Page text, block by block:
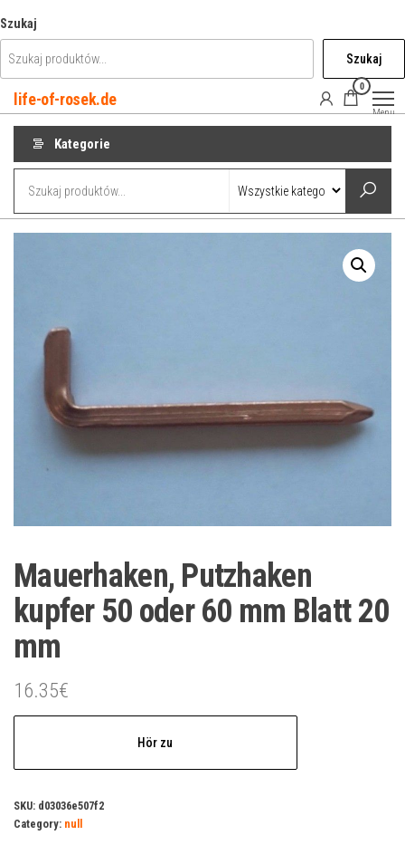
do
treści
Szukaj
Szukaj
life-of-rosek.de
0
Menu
Kategorie
Mauerhaken, Putzhaken
kupfer 50 oder 60 mm Blatt 20
mm
16.35€
Hör zu
SKU: d03036e507f2
Category: null